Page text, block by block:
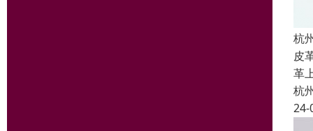
杭
皮
革
杭
24-